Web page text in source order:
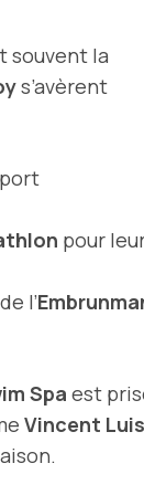
souvent la
s’avèrent
pour
l’
Spa est
Vincent